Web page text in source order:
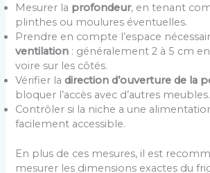
Mesurer la profondeur, en tenant
plinthes ou moulures éventuelles.
Prendre en compte l’espace
ventilation : généralement 2 à 5 cm
voire sur les côtés.
Vérifier ladirection d’ouverture de la
bloquer l’accès avec d’autres meubles.
Contrôler si la niche a une
facilement accessible.
En plus de ces mesures, il est
mesurer les dimensions exactes du